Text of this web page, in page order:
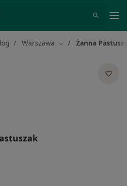
Warszawa Zmień miasto
Żanna